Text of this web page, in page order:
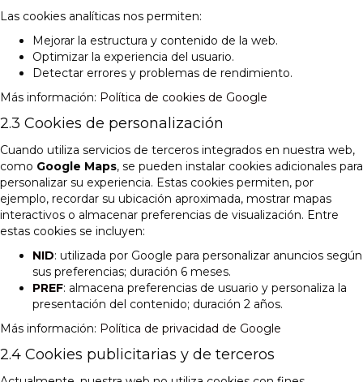
Las cookies analíticas nos permiten:
Mejorar la estructura y contenido de la web.
Optimizar la experiencia del usuario.
Detectar errores y problemas de rendimiento.
Más información: Política de cookies de Google
2.3 Cookies de personalización
Cuando utiliza servicios de terceros integrados en nuestra web,
como Google Maps, se pueden instalar cookies adicionales para
personalizar su experiencia. Estas cookies permiten, por
ejemplo, recordar su ubicación aproximada, mostrar mapas
interactivos o almacenar preferencias de visualización. Entre
estas cookies se incluyen:
NID: utilizada por Google para personalizar anuncios según
sus preferencias; duración 6 meses.
PREF: almacena preferencias de usuario y personaliza la
presentación del contenido; duración 2 años.
Más información: Política de privacidad de Google
2.4 Cookies publicitarias y de terceros